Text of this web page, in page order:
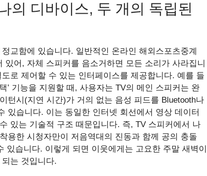
의 디바이스, 두 개의 독립된
교함에 있습니다. 일반적인 온라인 해외스포츠중계
어, 자체 스피커를 음소거하면 모든 소리가 사라집니
로 제어할 수 있는 인터페이스를 제공합니다. 예를 들
’ 기능을 지원할 때, 사용자는 TV의 메인 스피커는 완
턴시(지연 시간)가 거의 없는 음성 피드를 Bluetooth나
있습니다. 이는 동일한 인터넷 회선에서 영상 데이터
있는 기술적 구조 때문입니다. 즉, TV 스피커에서 나
용한 시청자만이 저음역대의 진동과 함께 공의 충돌
있습니다. 이렇게 되면 이웃에게는 고요한 주말 새벽이
는 것입니다.